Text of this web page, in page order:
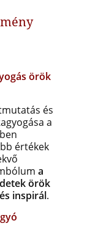
örök
és
a
értékek
a
örök
inspirál.